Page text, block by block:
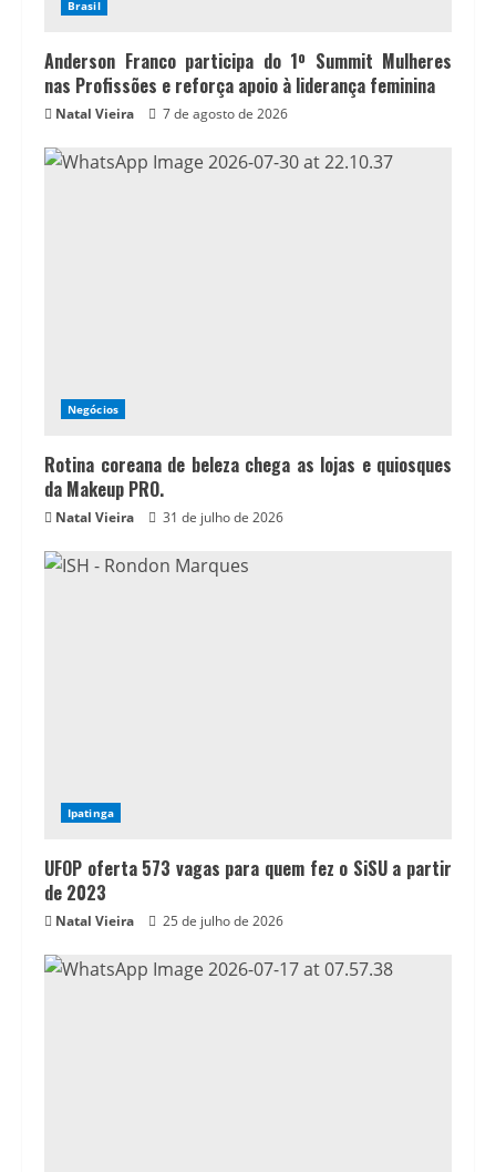
Brasil
Anderson Franco participa do 1º Summit Mulheres
nas Profissões e reforça apoio à liderança feminina
Natal Vieira 7 de agosto de 2026
Negócios
Rotina coreana de beleza chega as lojas e quiosques
da Makeup PRO.
Natal Vieira 31 de julho de 2026
Ipatinga
UFOP oferta 573 vagas para quem fez o SiSU a partir
de 2023
Natal Vieira 25 de julho de 2026